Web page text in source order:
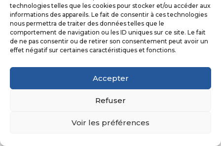
technologies telles que les cookies pour stocker et/ou accéder aux
informations des appareils. Le fait de consentir à ces technologies
nous permettra de traiter des données telles que le
comportement de navigation ou les ID uniques sur ce site. Le fait
de ne pas consentir ou de retirer son consentement peut avoir un
effet négatif sur certaines caractéristiques et fonctions.
Accepter
Refuser
Voir les préférences
Climatisation Toshiba